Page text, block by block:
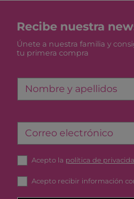
Recibe nuestra
Únete a nuestra familia y
tu primera compra
Nombre y apellidos
Correo electrónico
Acepto la política de
Acepto recibir información